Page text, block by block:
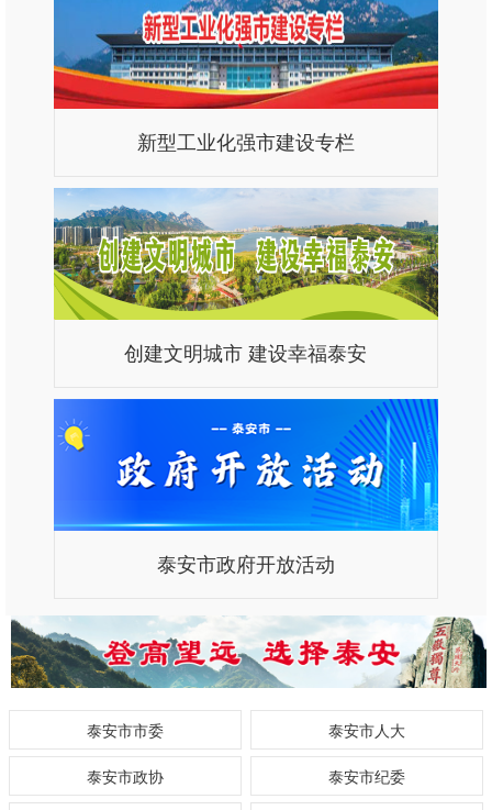
新型工业化强市建设专栏
创建文明城市 建设幸福泰安
泰安市政府开放活动
泰安市市委 泰安市人大
泰安市政协 泰安市纪委